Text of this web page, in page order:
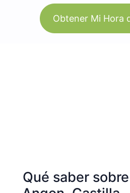
Obtener Mi Hora
Qué saber